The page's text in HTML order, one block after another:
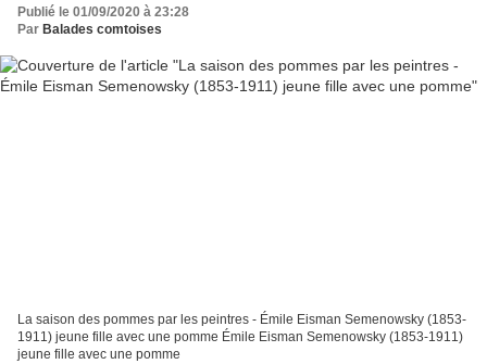
Publié le 01/09/2020 à 23:28
Par Balades comtoises
La saison des pommes par les peintres - Émile Eisman Semenowsky (1853-
1911) jeune fille avec une pomme Émile Eisman Semenowsky (1853-1911)
jeune fille avec une pomme